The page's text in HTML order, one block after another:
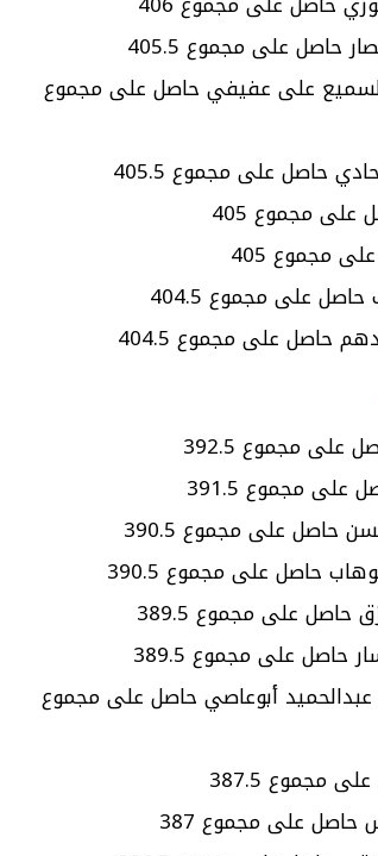
على مجموع 405.5
على عفيفي حاصل على مجموع
حاصل على مجموع 405.5
مجموع 405
مجموع 405
على مجموع 404.5
حاصل على مجموع 404.5
مجموع 392.5
مجموع 391.5
حاصل على مجموع 390.5
حاصل على مجموع 390.5
على مجموع 389.5
على مجموع 389.5
أبوعاصي حاصل على مجموع
مجموع 387.5
على مجموع 387